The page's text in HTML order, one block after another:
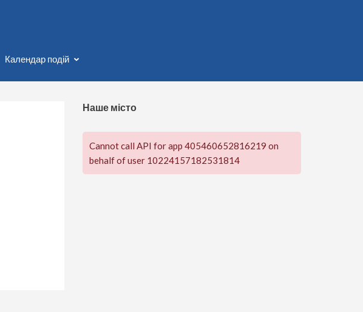
Календар подій
Наше місто
Cannot call API for app 405460652816219 on
behalf of user 10224157182531814